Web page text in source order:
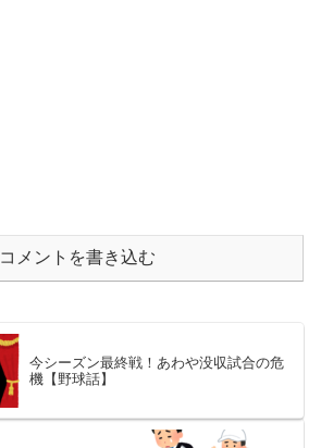
コメントを書き込む
今シーズン最終戦！あわや没収試合の危
機【野球話】